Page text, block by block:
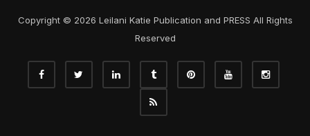
Copyright © 2026 Leilani Katie Publication and PRESS All Rights
Reserved